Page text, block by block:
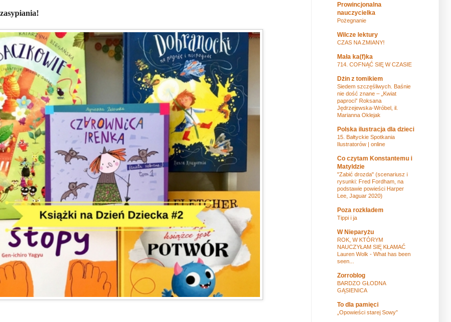
Prowincjonalna
nauczycielka
Pożegnanie
Wilcze lektury
CZAS NA ZMIANY!
Mała ka(f)ka
714. COFNĄĆ SIĘ W CZASIE
Dżin z tomikiem
Siedem szczęśliwych. Baśnie
nie dość znane – „Kwiat
paproci” Roksana
Jędrzejewska-Wróbel, il.
Marianna Oklejak
Polska ilustracja dla dzieci
15. Bałtyckie Spotkania
Ilustratorów | online
Co czytam Konstantemu i
Matyldzie
"Zabić drozda" (scenariusz i
rysunki: Fred Fordham, na
podstawie powieści Harper
Lee, Jaguar 2020)
Poza rozkładem
Tippi i ja
W Nieparyżu
ROK, W KTÓRYM
NAUCZYŁAM SIĘ KŁAMAĆ
Lauren Wolk - What has been
seen...
Zorroblog
BARDZO GŁODNA
GĄSIENICA
To dla pamięci
„Opowieści starej Sowy”